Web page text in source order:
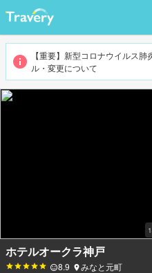
【重要】新型コロナウイルス
ル・変更について
1
ホテルオークラ神戸
8.9 みなと元町